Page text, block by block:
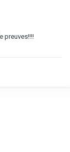
preuves!!!!